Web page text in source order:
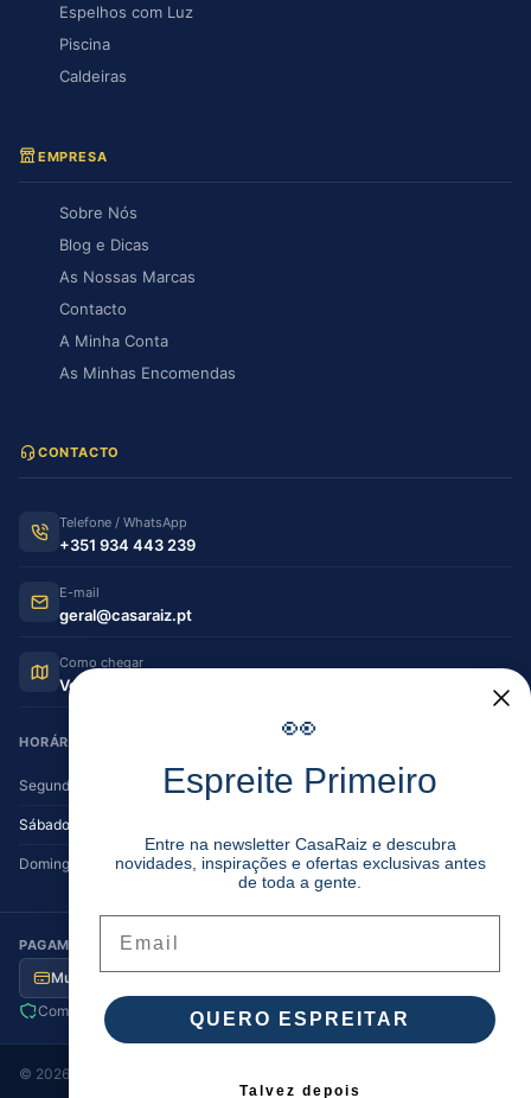
Espelhos com Luz
Piscina
Caldeiras
EMPRESA
Sobre Nós
Blog e Dicas
As Nossas Marcas
Contacto
A Minha Conta
As Minhas Encomendas
CONTACTO
Telefone / WhatsApp
+351 934 443 239
E-mail
geral@casaraiz.pt
Como chegar
Ver no Google Maps
HORÁRIO DE FUNCIONAMENTO
Segunda — Sexta 08:30–12:30 | 14:00–19:30
Sábado
Domingo Encerrado
PAGAMENTO SEGURO
Multibanco MB Way Visa / MC
Transferência
Compra segura
Envio para Portugal
© 2026
👀
Espreite Primeiro
Entre na newsletter CasaRaiz e descubra
novidades, inspirações e ofertas exclusivas antes
de toda a gente.
QUERO ESPREITAR
Talvez depois